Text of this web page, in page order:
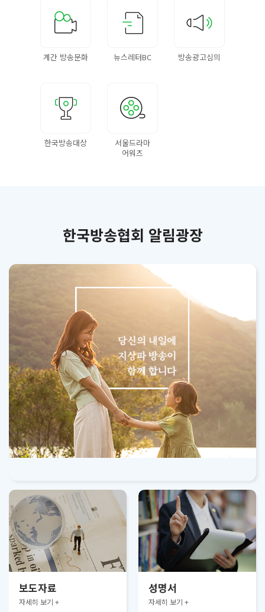
계간 방송문화 뉴스레터BC 방송광고심의
한국방송대상
서울드라마
어워즈
한국방송협회 알림광장
보도자료
자세히 보기 +
성명서
자세히 보기 +